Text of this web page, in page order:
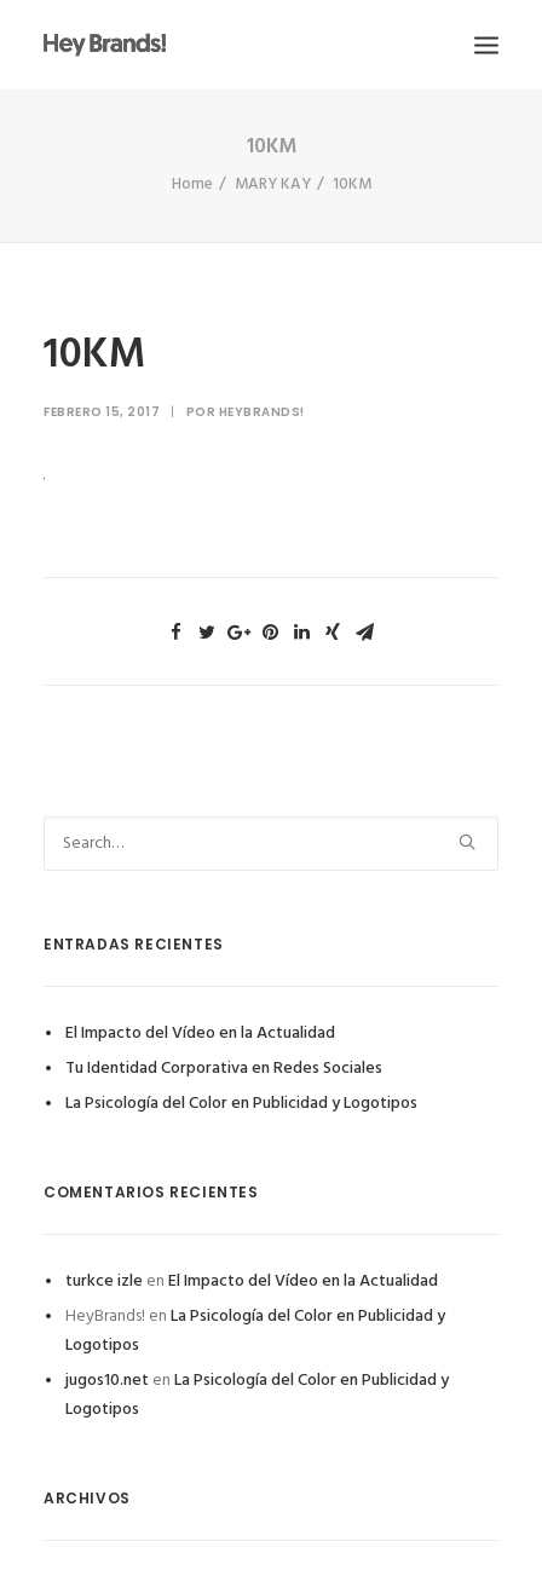
ESCRÍBENOS
10KM
Home MARY KAY 10KM
10KM
FEBRERO 15, 2017 | POR HEYBRANDS!
ENTRADAS RECIENTES
El Impacto del Vídeo en la Actualidad
Tu Identidad Corporativa en Redes Sociales
La Psicología del Color en Publicidad y Logotipos
COMENTARIOS RECIENTES
turkce izle enEl Impacto del Vídeo en la Actualidad
HeyBrands! enLa Psicología del Color en Publicidad y
Logotipos
jugos10.net enLa Psicología del Color en Publicidad y
Logotipos
ARCHIVOS